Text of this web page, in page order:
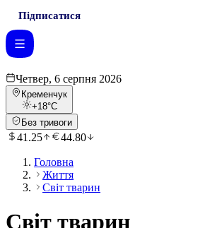
Підписатися
Четвер, 6 серпня 2026
Кременчук
+18°C
Без тривоги
41.25 44.80
Головна
Життя
Світ тварин
Світ тварин